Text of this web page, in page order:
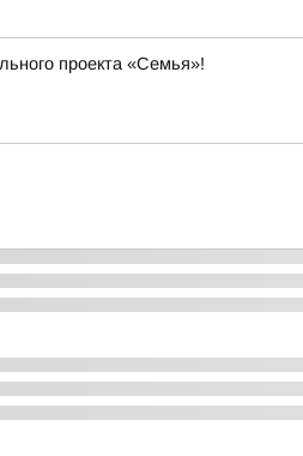
проекта «Семья»!